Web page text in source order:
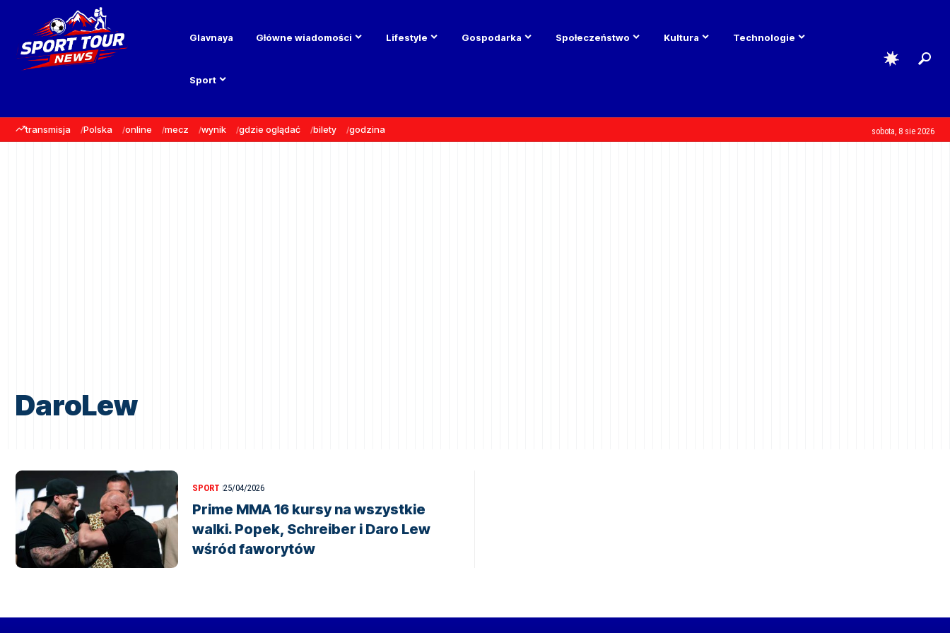
Glavnaya Główne wiadomości Lifestyle Gospodarka Społeczeństwo Kultura Technologie
Sport
transmisja Polska online mecz wynik gdzie oglądać bilety godzina sobota, 8 sie 2026
DaroLew
SPORT 25/04/2026
Prime MMA 16 kursy na wszystkie
walki. Popek, Schreiber i Daro Lew
wśród faworytów